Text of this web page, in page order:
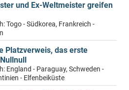
und Ex-Weltmeister greifen
Togo - Südkorea, Frankreich -
Platzverweis, das erste
England - Paraguay, Schweden -
- Elfenbeiküste